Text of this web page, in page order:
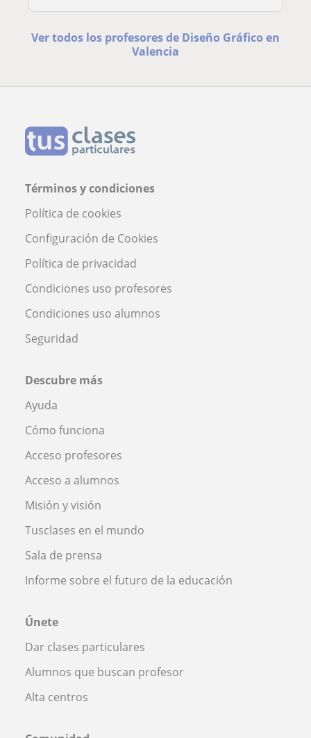
Ver todos los profesores de Diseño Gráfico en
Valencia
Términos y condiciones
Política de cookies
Configuración de Cookies
Política de privacidad
Condiciones uso profesores
Condiciones uso alumnos
Seguridad
Descubre más
Ayuda
Cómo funciona
Acceso profesores
Acceso a alumnos
Misión y visión
Tusclases en el mundo
Sala de prensa
Informe sobre el futuro de la educación
Únete
Dar clases particulares
Alumnos que buscan profesor
Alta centros